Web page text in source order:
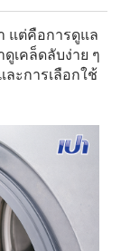
แต่คือการดูแล
เคล็ดลับง่าย ๆ
ละการเลือกใช้